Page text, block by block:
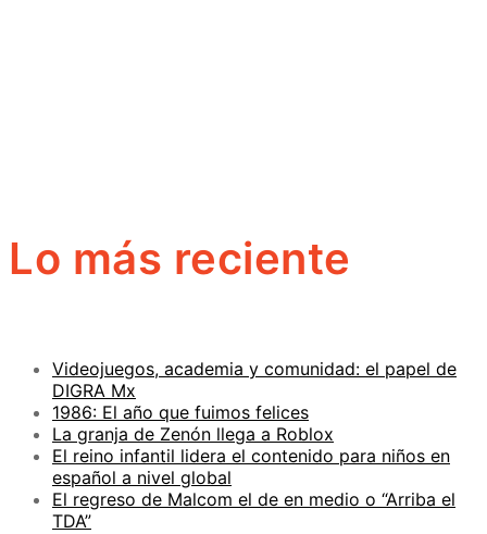
Lo más reciente
Videojuegos, academia y comunidad: el papel de
DIGRA Mx
1986: El año que fuimos felices
La granja de Zenón llega a Roblox
El reino infantil lidera el contenido para niños en
español a nivel global
El regreso de Malcom el de en medio o “Arriba el
TDA”